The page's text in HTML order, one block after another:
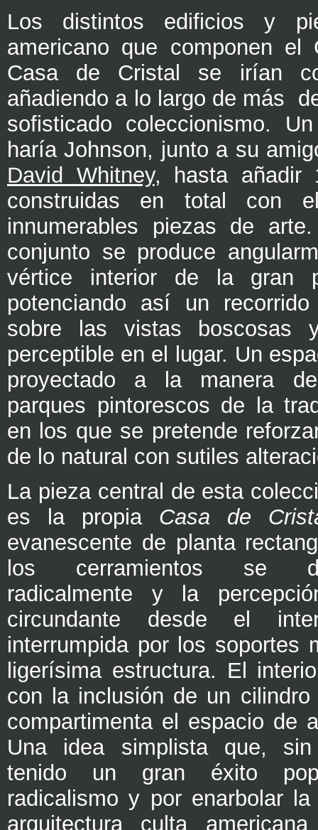
Los distintos edificios y
americano que componen el
Casa de Cristal se irían
añadiendo a lo largo de más
sofisticado coleccionismo.
haría Johnson, junto a su
David Whitney, hasta añadir
construidas en total con
innumerables piezas de
conjunto se produce
vértice interior de la gran
potenciando así un recorrido
sobre las vistas boscosas
perceptible en el lugar. Un
proyectado a la manera
parques pintorescos de la
en los que se pretende
de lo natural con sutiles
La pieza central de esta
es la propia Casa de
evanescente de planta
los cerramientos se
radicalmente y la
circundante desde el
interrumpida por los soportes
ligerísima estructura. El
con la inclusión de un
compartimenta el espacio de
Una idea simplista que,
tenido un gran éxito
radicalismo y por enarbolar
arquitectura culta